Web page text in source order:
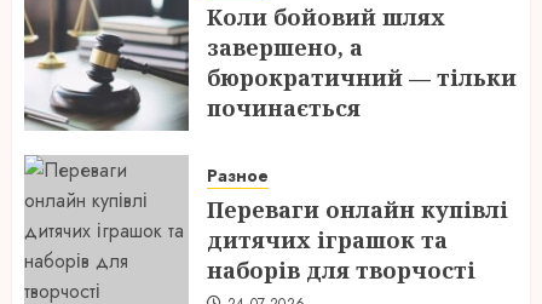
Коли бойовий шлях
завершено, а
бюрократичний — тільки
починається
Разное
Переваги онлайн купівлі
дитячих іграшок та
наборів для творчості